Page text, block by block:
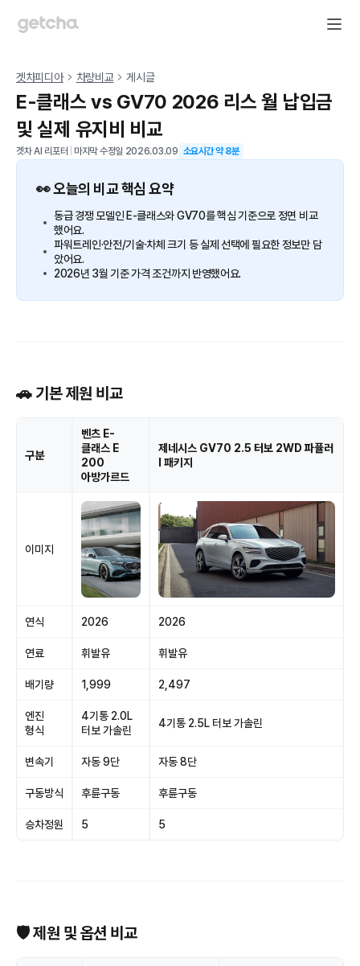
겟차피디아 차량비교 게시글
E-클래스 vs GV70 2026 리스 월 납입금
및 실제 유지비 비교
겟차 AI 리포터 마지막 수정일 2026.03.09 소요시간 약8분
👀 오늘의 비교 핵심 요약
동급 경쟁 모델인 E-클래스와 GV70를 핵심 기준으로 정면 비교
했어요.
파워트레인·안전/기술·차체 크기 등 실제 선택에 필요한 정보만 담
았어요.
2026년 3월 기준 가격 조건까지 반영했어요.
🚗 기본 제원 비교
구분
벤츠 E-
클래스 E
200
아방가르드
제네시스 GV70 2.5 터보 2WD 파퓰러
I 패키지
이미지
연식 2026 2026
연료 휘발유 휘발유
배기량 1,999 2,497
엔진
형식
4기통 2.0L
터보 가솔린
4기통 2.5L 터보 가솔린
변속기 자동 9단 자동 8단
구동방식 후륜구동 후륜구동
승차정원 5 5
🛡 제원 및 옵션 비교